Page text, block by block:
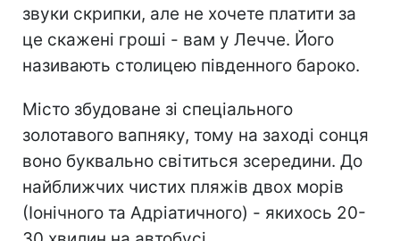
звуки скрипки, але не хочете платити за
це скажені гроші - вам у Лечче. Його
називають столицею південного бароко.
Місто збудоване зі спеціального
золотавого вапняку, тому на заході сонця
воно буквально світиться зсередини. До
найближчих чистих пляжів двох морів
(Іонічного та Адріатичного) - якихось 20-